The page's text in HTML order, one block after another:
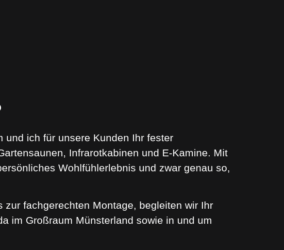
und ich für unsere Kunden Ihr fester
Infrarotkabinen und E-Kamine. Mit
Wohlfühlerlebnis und zwar genau so,
zur fachgerechten Montage, begleiten wir Ihr
im Großraum Münsterland sowie in und um